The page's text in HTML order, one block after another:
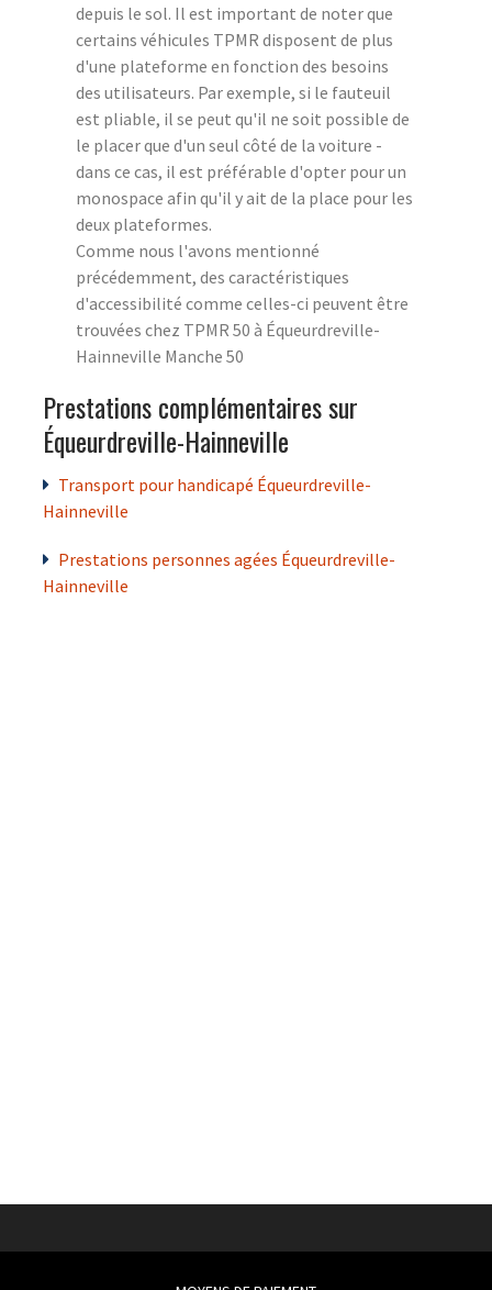
depuis le sol. Il est important de noter que
certains véhicules TPMR disposent de plus
d'une plateforme en fonction des besoins
des utilisateurs. Par exemple, si le fauteuil
est pliable, il se peut qu'il ne soit possible de
le placer que d'un seul côté de la voiture -
dans ce cas, il est préférable d'opter pour un
monospace afin qu'il y ait de la place pour les
deux plateformes.
Comme nous l'avons mentionné
précédemment, des caractéristiques
d'accessibilité comme celles-ci peuvent être
trouvées chez TPMR 50 à Équeurdreville-
Hainneville Manche 50
Prestations complémentaires sur
Équeurdreville-Hainneville
Transport pour handicapé Équeurdreville-
Hainneville
Prestations personnes agées Équeurdreville-
Hainneville